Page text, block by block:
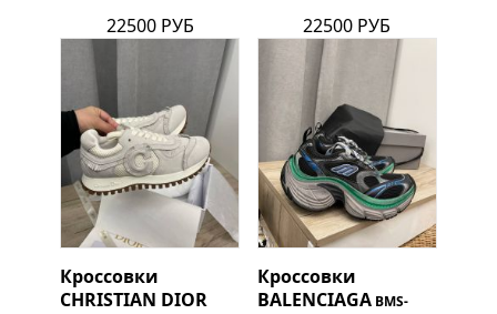
22500 РУБ 22500 РУБ
Кроссовки
CHRISTIAN DIOR
Кроссовки
BALENCIAGA BMS-